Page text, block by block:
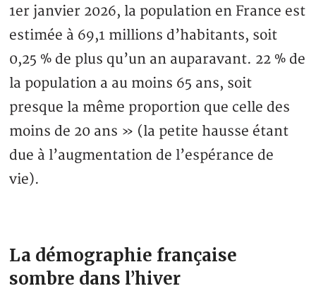
1er janvier 2026, la population en France est
estimée à 69,1 millions d’habitants, soit
0,25 % de plus qu’un an auparavant. 22 % de
la population a au moins 65 ans, soit
presque la même proportion que celle des
moins de 20 ans » (la petite hausse étant
due à l’augmentation de l’espérance de
vie).
La démographie française
sombre dans l’hiver